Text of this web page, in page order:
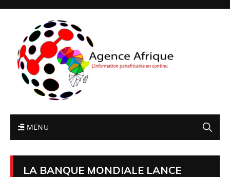
MENU
LA BANQUE MONDIALE LANCE